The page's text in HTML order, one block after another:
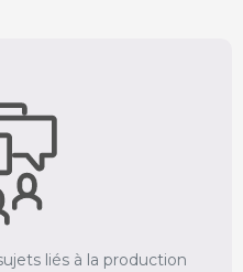
liés à la production